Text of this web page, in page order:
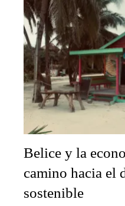
Belice y la
camino hacia el
sostenible